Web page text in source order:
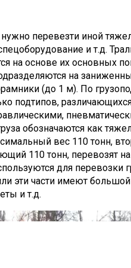
перевезти иной
и т.д.
на основе их основных
на
(до 1 м). По
подтипов,
обозначаются как
вес 110 тонн,
110 тонн, перевозят на
для перевозки
эти части имеют
и т.д.